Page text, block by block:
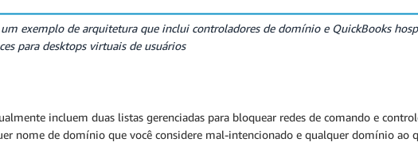
exemplo de arquitetura que inclui controladores de domínio e QuickBooks
para desktops virtuais de usuários
incluem duas listas gerenciadas para bloquear redes de comando e
nome de domínio que você considere mal-intencionado e qualquer domínio ao